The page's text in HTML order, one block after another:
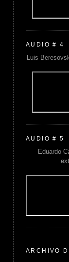
AUDIO # 4
Luis
AUDIO # 5
Eduardo
ARCHIVO